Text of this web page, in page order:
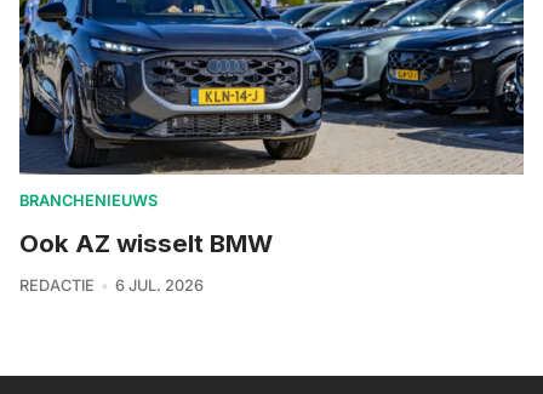
BRANCHENIEUWS
Ook AZ wisselt BMW
REDACTIE 6 JUL. 2026